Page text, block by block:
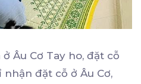
Âu Cơ Tay ho, đặt cỗ
nhận đặt cỗ ở Âu Cơ,